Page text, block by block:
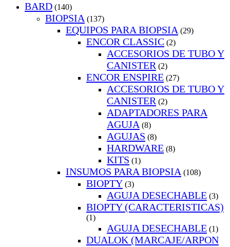
BARD (140)
BIOPSIA (137)
EQUIPOS PARA BIOPSIA (29)
ENCOR CLASSIC (2)
ACCESORIOS DE TUBO Y
CANISTER (2)
ENCOR ENSPIRE (27)
ACCESORIOS DE TUBO Y
CANISTER (2)
ADAPTADORES PARA
AGUJA (8)
AGUJAS (8)
HARDWARE (8)
KITS (1)
INSUMOS PARA BIOPSIA (108)
BIOPTY (3)
AGUJA DESECHABLE (3)
BIOPTY (CARACTERISTICAS)
(1)
AGUJA DESECHABLE (1)
DUALOK (MARCAJE/ARPON